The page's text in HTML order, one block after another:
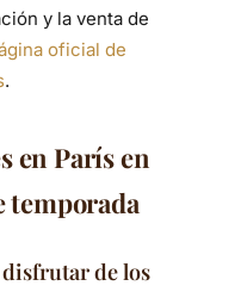
y la venta de
oficial de
.
en París en
temporada
de los